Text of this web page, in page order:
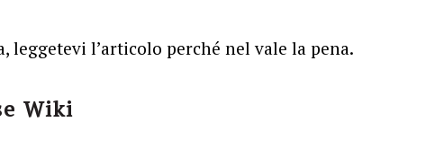
leggetevi l’articolo perché nel vale la pena.
Wiki